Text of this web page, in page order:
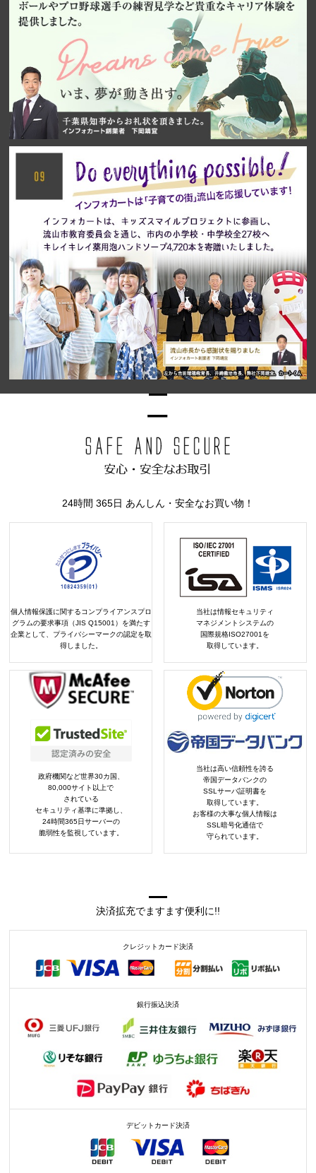
24時間 365日 あんしん・安全なお買い物！
個人情報保護に関するコンプライアンスプロ
グラムの要求事項（JIS Q15001）を満たす
企業として、プライバシーマークの認定を取
得しました。
当社は情報セキュリティ
マネジメントシステムの
国際規格ISO27001を
取得しています。
政府機関など世界30カ国、
80,000サイト以上で
されている
セキュリティ基準に準拠し、
24時間365日サーバーの
脆弱性を監視しています。
当社は高い信頼性を誇る
帝国データバンクの
SSLサーバ証明書を
取得しています。
お客様の大事な個人情報は
SSL暗号化通信で
守られています。
決済拡充でますます便利に!!
クレジットカード決済
銀行振込決済
デビットカード決済